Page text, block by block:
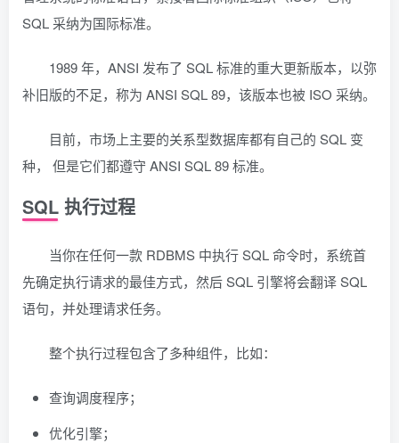
SQL 采纳为国际标准。
1989 年，ANSI 发布了 SQL 标准的重大更新版本，以弥
补旧版的不足，称为 ANSI SQL 89，该版本也被 ISO 采纳。
目前，市场上主要的关系型数据库都有自己的 SQL 变
种， 但是它们都遵守 ANSI SQL 89 标准。
SQL 执行过程
当你在任何一款 RDBMS 中执行 SQL 命令时，系统首
先确定执行请求的最佳方式，然后 SQL 引擎将会翻译 SQL
语句，并处理请求任务。
整个执行过程包含了多种组件，比如：
查询调度程序；
优化引擎；